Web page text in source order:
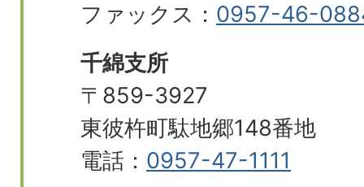
ファックス： 0957-46-
千綿支所
〒859-3927
東彼杵町駄地郷148番地
電話： 0957-47-1111